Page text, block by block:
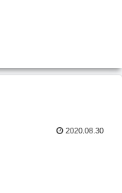
2020.08.30